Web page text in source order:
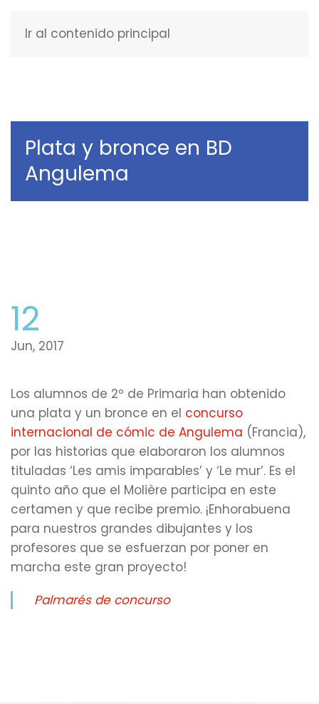
Ir al contenido principal
Plata y bronce en BD
Angulema
12
Jun, 2017
Los alumnos de 2º de Primaria han obtenido
una plata y un bronce en el concurso
internacional de cómic de Angulema (Francia),
por las historias que elaboraron los alumnos
tituladas ‘Les amis imparables’ y ‘Le mur’. Es el
quinto año que el Molière participa en este
certamen y que recibe premio. ¡Enhorabuena
para nuestros grandes dibujantes y los
profesores que se esfuerzan por poner en
marcha este gran proyecto!
Palmarés de concurso